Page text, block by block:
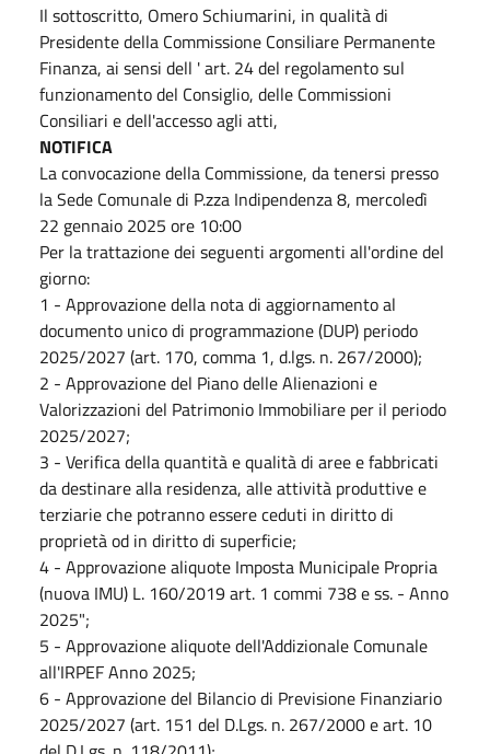
Il sottoscritto, Omero Schiumarini, in qualità di
Presidente della Commissione Consiliare Permanente
Finanza, ai sensi dell ' art. 24 del regolamento sul
funzionamento del Consiglio, delle Commissioni
Consiliari e dell'accesso agli atti,
NOTIFICA
La convocazione della Commissione, da tenersi presso
la Sede Comunale di P.zza Indipendenza 8, mercoledì
22 gennaio 2025 ore 10:00
Per la trattazione dei seguenti argomenti all'ordine del
giorno:
1 - Approvazione della nota di aggiornamento al
documento unico di programmazione (DUP) periodo
2025/2027 (art. 170, comma 1, d.lgs. n. 267/2000);
2 - Approvazione del Piano delle Alienazioni e
Valorizzazioni del Patrimonio Immobiliare per il periodo
2025/2027;
3 - Verifica della quantità e qualità di aree e fabbricati
da destinare alla residenza, alle attività produttive e
terziarie che potranno essere ceduti in diritto di
proprietà od in diritto di superficie;
4 - Approvazione aliquote Imposta Municipale Propria
(nuova IMU) L. 160/2019 art. 1 commi 738 e ss. - Anno
2025";
5 - Approvazione aliquote dell'Addizionale Comunale
all'IRPEF Anno 2025;
6 - Approvazione del Bilancio di Previsione Finanziario
2025/2027 (art. 151 del D.Lgs. n. 267/2000 e art. 10